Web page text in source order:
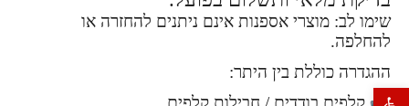
שימו לב: מוצרי אספנות אינם ניתנים להחזרה או
להחלפה.
ההגדרה כוללת בין היתר:
פתח סרגל נגישות